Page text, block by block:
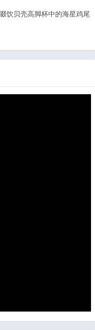
饮贝壳高脚杯中的海星鸡尾